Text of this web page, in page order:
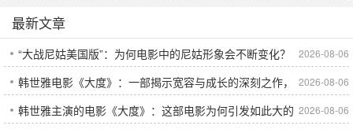
最新文章
“大战尼姑美国版”：为何电影中的尼姑形象会不断变化？ 2026-08-06
韩世雅电影《大度》：一部揭示宽容与成长的深刻之作，
如何打破演技瓶颈？
2026-08-06
韩世雅主演的电影《大度》：这部电影为何引发如此大的 2026-08-06